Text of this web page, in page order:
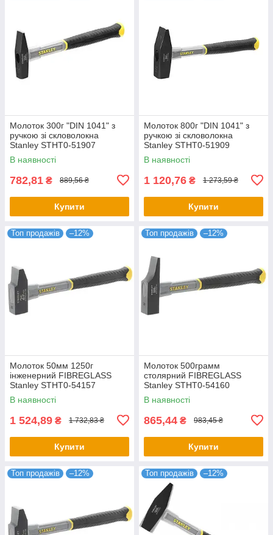
Молоток 300г "DIN 1041" з
ручкою зі скловолокна
Stanley STHT0-51907
В наявності
782,81 ₴ 889,56 ₴
Купити
Молоток 800г "DIN 1041" з
ручкою зі скловолокна
Stanley STHT0-51909
В наявності
1 120,76 ₴ 1 273,59 ₴
Купити
Топ продажів –12%
Молоток 50мм 1250г
інженерний FIBREGLASS
Stanley STHT0-54157
В наявності
1 524,89 ₴ 1 732,83 ₴
Купити
Топ продажів –12%
Молоток 500грамм
столярний FIBREGLASS
Stanley STHT0-54160
В наявності
865,44 ₴ 983,45 ₴
Купити
Топ продажів –12% Топ продажів –12%